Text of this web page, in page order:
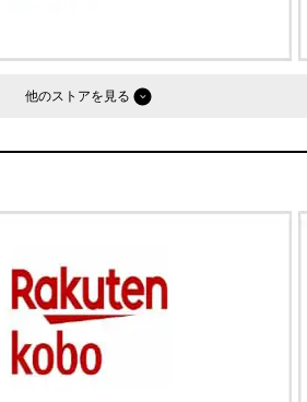
他のストア